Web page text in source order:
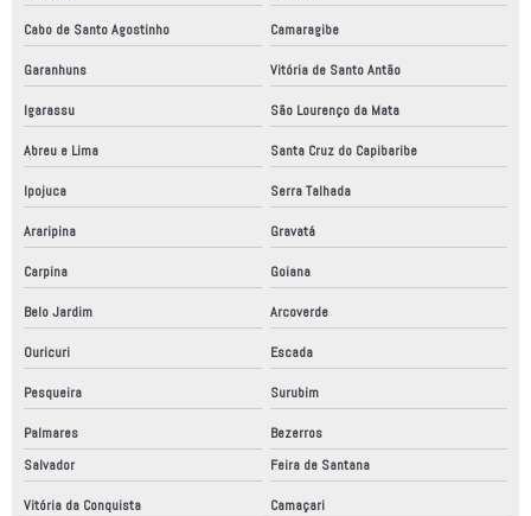
Cabo de Santo Agostinho Camaragibe
Garanhuns Vitória de Santo Antão
Igarassu São Lourenço da Mata
Abreu e Lima Santa Cruz do Capibaribe
Ipojuca Serra Talhada
Araripina Gravatá
Carpina Goiana
Belo Jardim Arcoverde
Ouricuri Escada
Pesqueira Surubim
Palmares
Bezerros
Salvador
Feira de Santana
Vitória da Conquista Camaçari